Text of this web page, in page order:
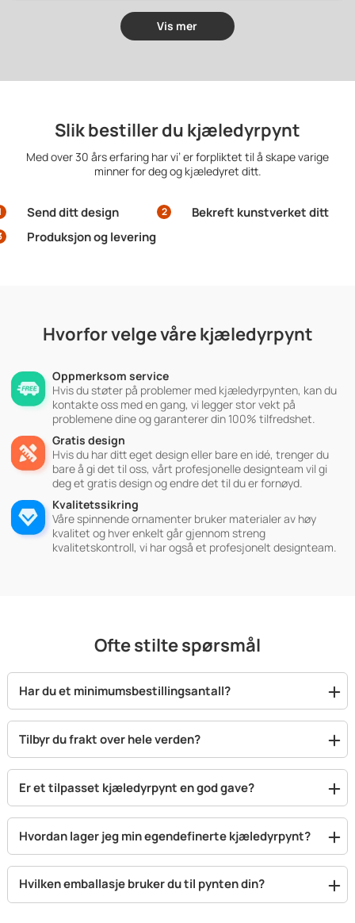
Vis mer
Slik bestiller du kjæledyrpynt
Med over 30 års erfaring har vi’ er forpliktet til å skape varige
minner for deg og kjæledyret ditt.
Send ditt design 2 Bekreft kunstverket ditt
Produksjon og levering
Hvorfor velge våre kjæledyrpynt
Oppmerksom service
Hvis du støter på problemer med kjæledyrpynten, kan du
kontakte oss med en gang, vi legger stor vekt på
problemene dine og garanterer din 100% tilfredshet.
Gratis design
Hvis du har ditt eget design eller bare en idé, trenger du
bare å gi det til oss, vårt profesjonelle designteam vil gi
deg et gratis design og endre det til du er fornøyd.
Kvalitetssikring
Våre spinnende ornamenter bruker materialer av høy
kvalitet og hver enkelt går gjennom streng
kvalitetskontroll, vi har også et profesjonelt designteam.
Ofte stilte spørsmål
Har du et minimumsbestillingsantall?
Tilbyr du frakt over hele verden?
Er et tilpasset kjæledyrpynt en god gave?
Hvordan lager jeg min egendefinerte kjæledyrpynt?
Hvilken emballasje bruker du til pynten din?